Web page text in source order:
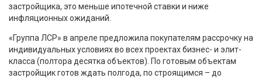
застройщика, это меньше ипотечной ставки и ниже
инфляционных ожиданий.
«Группа ЛСР» в апреле предложила покупателям рассрочку на
индивидуальных условиях во всех проектах бизнес- и элит-
класса (полтора десятка объектов). По готовым объектам
застройщик готов ждать полгода, по строящимся – до